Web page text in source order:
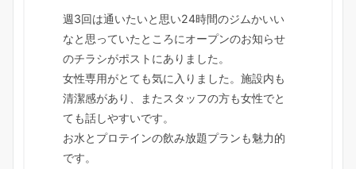
週3回は通いたいと思い24時間のジムかいい
なと思っていたところにオープンのお知らせ
のチラシがポストにありました。
女性専用がとても気に入りました。施設内も
清潔感があり、またスタッフの方も女性でと
ても話しやすいです。
お水とプロテインの飲み放題プランも魅力的
です。